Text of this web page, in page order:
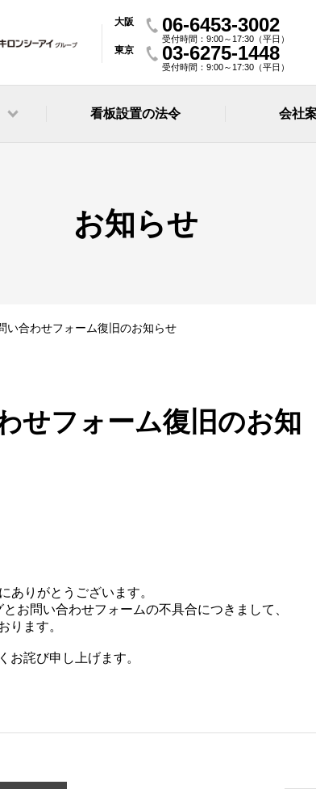
看板設置の法令 会社
大阪 06-6453-3002
受付時間：9:00～17:30（平日）
東京 03-6275-1448
受付時間：9:00～17:30（平日）
お知らせ
い合わせフォーム復旧のお知らせ
せフォーム復旧のお知
ありがとうございます。
お問い合わせフォームの不具合につきまして、
ります。
お詫び申し上げます。